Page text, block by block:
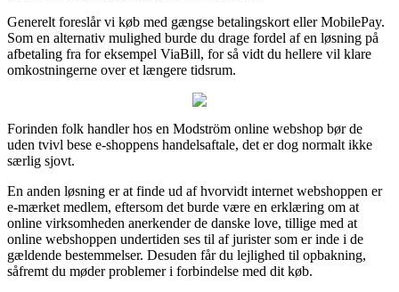
Generelt foreslår vi køb med gængse betalingskort eller MobilePay.
Som en alternativ mulighed burde du drage fordel af en løsning på
afbetaling fra for eksempel ViaBill, for så vidt du hellere vil klare
omkostningerne over et længere tidsrum.
Forinden folk handler hos en Modström online webshop bør de
uden tvivl bese e-shoppens handelsaftale, det er dog normalt ikke
særlig sjovt.
En anden løsning er at finde ud af hvorvidt internet webshoppen er
e-mærket medlem, eftersom det burde være en erklæring om at
online virksomheden anerkender de danske love, tillige med at
online webshoppen undertiden ses til af jurister som er inde i de
gældende bestemmelser. Desuden får du lejlighed til opbakning,
såfremt du møder problemer i forbindelse med dit køb.